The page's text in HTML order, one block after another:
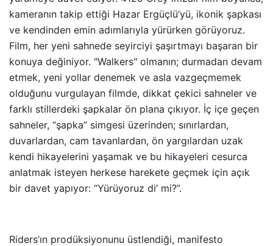
kameranın takip ettiği Hazar Ergüçlü’yü, ikonik şapkası
ve kendinden emin adımlarıyla yürürken görüyoruz.
Film, her yeni sahnede seyirciyi şaşırtmayı başaran bir
konuya değiniyor. "Walkers" olmanın; durmadan devam
etmek, yeni yollar denemek ve asla vazgeçmemek
olduğunu vurgulayan filmde, dikkat çekici sahneler ve
farklı stillerdeki şapkalar ön plana çıkıyor. İç içe geçen
sahneler, “şapka” simgesi üzerinden; sınırlardan,
duvarlardan, cam tavanlardan, ön yargılardan uzak
kendi hikayelerini yaşamak ve bu hikayeleri cesurca
anlatmak isteyen herkese harekete geçmek için açık
bir davet yapıyor: “Yürüyoruz di’ mi?”.
Riders’ın prodüksiyonunu üstlendiği, manifesto